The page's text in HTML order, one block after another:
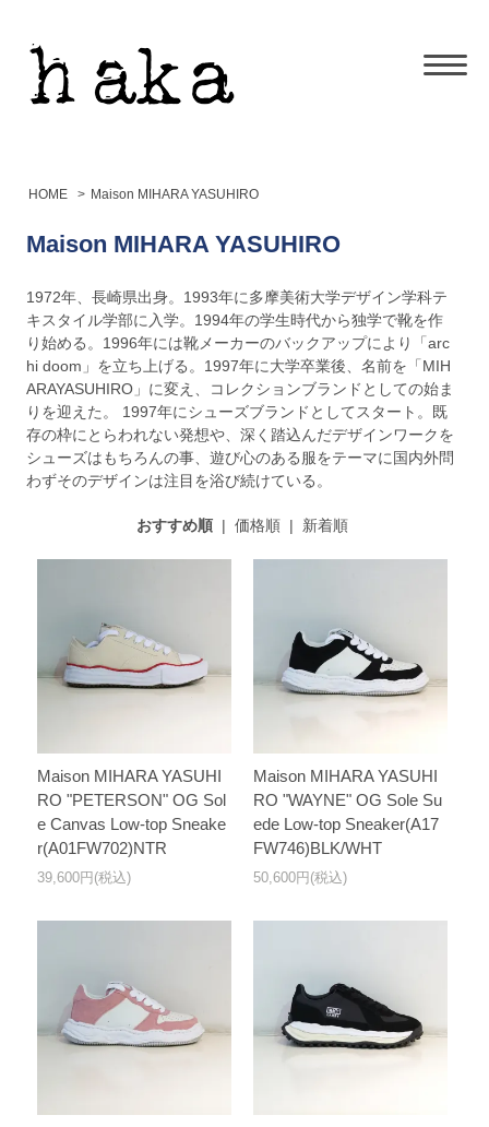
HOME > Maison MIHARA YASUHIRO
Maison MIHARA YASUHIRO
1972年、長崎県出身。1993年に多摩美術大学デザイン学科テ
キスタイル学部に入学。1994年の学生時代から独学で靴を作
り始める。1996年には靴メーカーのバックアップにより「arc
hi doom」を立ち上げる。1997年に大学卒業後、名前を「MIH
ARAYASUHIRO」に変え、コレクションブランドとしての始ま
りを迎えた。 1997年にシューズブランドとしてスタート。既
存の枠にとらわれない発想や、深く踏込んだデザインワークを
シューズはもちろんの事、遊び心のある服をテーマに国内外問
わずそのデザインは注目を浴び続けている。
おすすめ順| 価格順| 新着順
Maison MIHARA YASUHI
RO "PETERSON" OG Sol
e Canvas Low-top Sneake
r(A01FW702)NTR
39,600円(税込)
Maison MIHARA YASUHI
RO "WAYNE" OG Sole Su
ede Low-top Sneaker(A17
FW746)BLK/WHT
50,600円(税込)